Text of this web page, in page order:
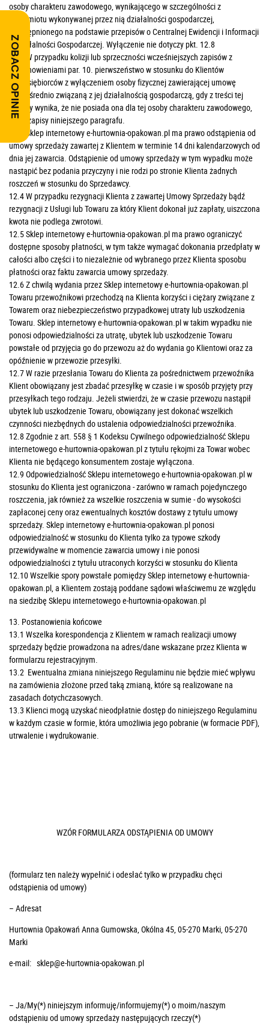
osoby charakteru zawodowego, wynikającego w szczególności z
przedmiotu wykonywanej przez nią działalności gospodarczej,
udostępnionego na podstawie przepisów o Centralnej Ewidencji i Informacji
o Działalności Gospodarczej. Wyłączenie nie dotyczy pkt. 12.8
12.2 W przypadku kolizji lub sprzeczności wcześniejszych zapisów z
postanowieniami par. 10. pierwszeństwo w stosunku do Klientów
przedsiębiorców z wyłączeniem osoby fizycznej zawierającej umowę
bezpośrednio związaną z jej działalnością gospodarczą,gdy z treści tej
umowy wynika, że nie posiada ona dla tej osoby charakteru zawodowego,
mają zapisy niniejszego paragrafu.
12.3 Sklep internetowy e-hurtownia-opakowan.pl ma prawo odstąpienia od
umowy sprzedaży zawartej z Klientem w terminie 14 dni kalendarzowych od
dnia jej zawarcia. Odstąpienie od umowy sprzedaży w tym wypadku może
nastąpić bez podania przyczyny i nie rodzi po stronie Klienta żadnych
roszczeń w stosunku do Sprzedawcy.
12.4 W przypadku rezygnacji Klienta z zawartej Umowy Sprzedaży bądź
rezygnacji z Usługi lub Towaru za który Klient dokonał już zapłaty, uiszczona
kwota nie podlega zwrotowi.
12.5 Sklep internetowy e-hurtownia-opakowan.pl ma prawo ograniczyć
dostępne sposoby płatności, w tym także wymagać dokonania przedpłaty w
całości albo części i to niezależnie od wybranego przez Klienta sposobu
płatności oraz faktu zawarcia umowy sprzedaży.
12.6 Z chwilą wydania przez Sklep internetowy e-hurtownia-opakowan.pl
Towaru przewoźnikowi przechodzą na Klienta korzyści i ciężary związane z
Towarem oraz niebezpieczeństwo przypadkowej utraty lub uszkodzenia
Towaru. Sklep internetowy e-hurtownia-opakowan.pl w takim wypadku nie
ponosi odpowiedzialności za utratę, ubytek lub uszkodzenie Towaru
powstałe od przyjęcia go do przewozu aż do wydania go Klientowi oraz za
opóźnienie w przewozie przesyłki.
12.7 W razie przesłania Towaru do Klienta za pośrednictwem przewoźnika
Klient obowiązany jest zbadać przesyłkę w czasie i w sposób przyjęty przy
przesyłkach tego rodzaju. Jeżeli stwierdzi, że w czasie przewozu nastąpił
ubytek lub uszkodzenie Towaru, obowiązany jest dokonać wszelkich
czynności niezbędnych do ustalenia odpowiedzialności przewoźnika.
12.8 Zgodnie z art. 558 § 1 Kodeksu Cywilnego odpowiedzialność Sklepu
internetowego e-hurtownia-opakowan.pl z tytułu rękojmi za Towar wobec
Klienta nie będącego konsumentem zostaje wyłączona.
12.9 Odpowiedzialność Sklepu internetowego e-hurtownia-opakowan.pl w
stosunku do Klienta jest ograniczona - zarówno w ramach pojedynczego
roszczenia, jak również za wszelkie roszczenia w sumie - do wysokości
zapłaconej ceny oraz ewentualnych kosztów dostawy z tytułu umowy
sprzedaży. Sklep internetowy e-hurtownia-opakowan.pl ponosi
odpowiedzialność w stosunku do Klienta tylko za typowe szkody
przewidywalne w momencie zawarcia umowy i nie ponosi
odpowiedzialności z tytułu utraconych korzyści w stosunku do Klienta
12.10 Wszelkie spory powstałe pomiędzy Sklep internetowy e-hurtownia-
opakowan.pl, a Klientem zostają poddane sądowi właściwemu ze względu
na siedzibę Sklepu internetowego e-hurtownia-opakowan.pl
13. Postanowienia końcowe
13.1 Wszelka korespondencja z Klientem w ramach realizacji umowy
sprzedaży będzie prowadzona na adres/dane wskazane przez Klienta w
formularzu rejestracyjnym.
13.2 Ewentualna zmiana niniejszego Regulaminu nie będzie mieć wpływu
na zamówienia złożone przed taką zmianą, które są realizowane na
zasadach dotychczasowych.
13.3 Klienci mogą uzyskać nieodpłatnie dostęp do niniejszego Regulaminu
w każdym czasie w formie, która umożliwia jego pobranie (w formacie PDF),
utrwalenie i wydrukowanie.
WZÓR FORMULARZA ODSTĄPIENIA OD UMOWY
(formularz ten należy wypełnić i odesłać tylko w przypadku chęci
odstąpienia od umowy)
– Adresat
Hurtownia Opakowań Anna Gumowska, Okólna 45, 05-270 Marki, 05-270
Marki
e-mail: sklep@e-hurtownia-opakowan.pl
– Ja/My(*) niniejszym informuję/informujemy(*) o moim/naszym
odstąpieniu od umowy sprzedaży następujących rzeczy(*)
ZOBACZ OPINIE